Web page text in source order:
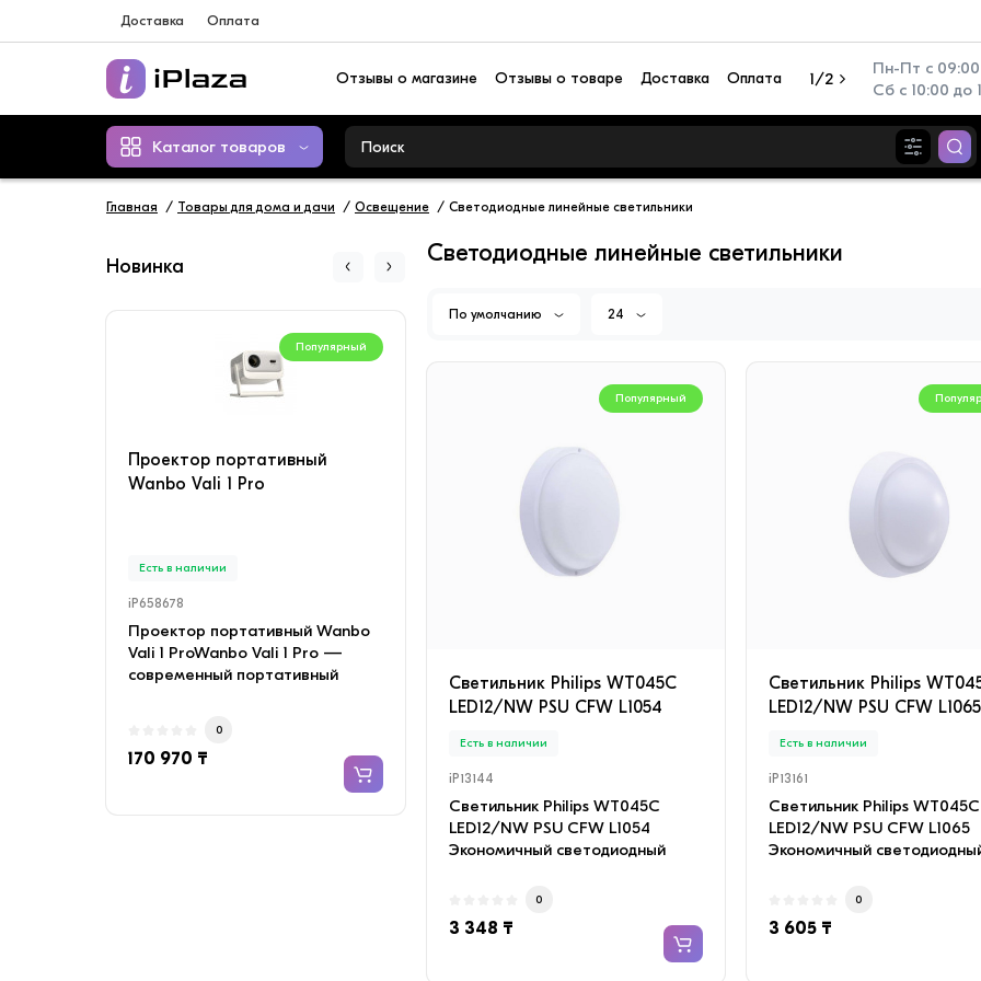
Доставка Оплата
Пн-Пт с 09:00
Сб с 10:00 до
1/2
Отзывы о магазине Отзывы о товаре Доставка Оплата
Каталог товаров
Главная Товары для дома и дачи Освещение Светодиодные линейные светильники
Новинка
Популярный
Проектор портативный
Wanbo Vali 1 Pro
Есть в наличии
iP658678
Проектор портативный Wanbo
Vali 1 ProWanbo Vali 1 Pro —
современный портативный
0
170 970 ₸
Кондиционер настенный TCL
SAVIN TAC-SV09HSV/ZA
медными трубами) Белый
Есть в наличии
с медными трубами) Белый ·
Объемный воздуш..
Перезаряжаемый фонарь
Camelion RS940-CBH
Есть в наличии
Многофункциональный
Camelion RS940 сочета..
Светодиодные линейные светильники
По умолчанию 24
Популярный
Cветильник Philips WT045C
LED12/NW PSU CFW L1054
Есть в наличии
iP13144
Cветильник Philips WT045C
LED12/NW PSU CFW L1054
Экономичный светодиодный
0
3 348 ₸
Cветильник Philips
LED12/NW PSU CFW L1065
Есть в наличии
iP13161
Cветильник Philips WT045C
LED12/NW PSU CFW L1065
Экономичный
0
3 605 ₸